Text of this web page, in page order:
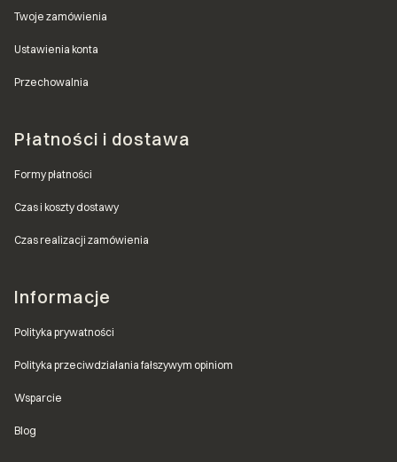
Twoje zamówienia
Ustawienia konta
Przechowalnia
Płatności i dostawa
Formy płatności
Czas i koszty dostawy
Czas realizacji zamówienia
Informacje
Polityka prywatności
Polityka przeciwdziałania fałszywym opiniom
Wsparcie
Blog